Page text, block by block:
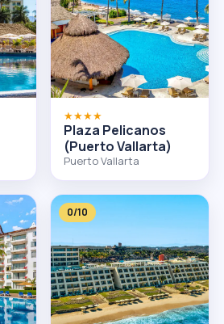
★★★★
Plaza Pelicanos
(Puerto Vallarta)
Puerto Vallarta
0/10